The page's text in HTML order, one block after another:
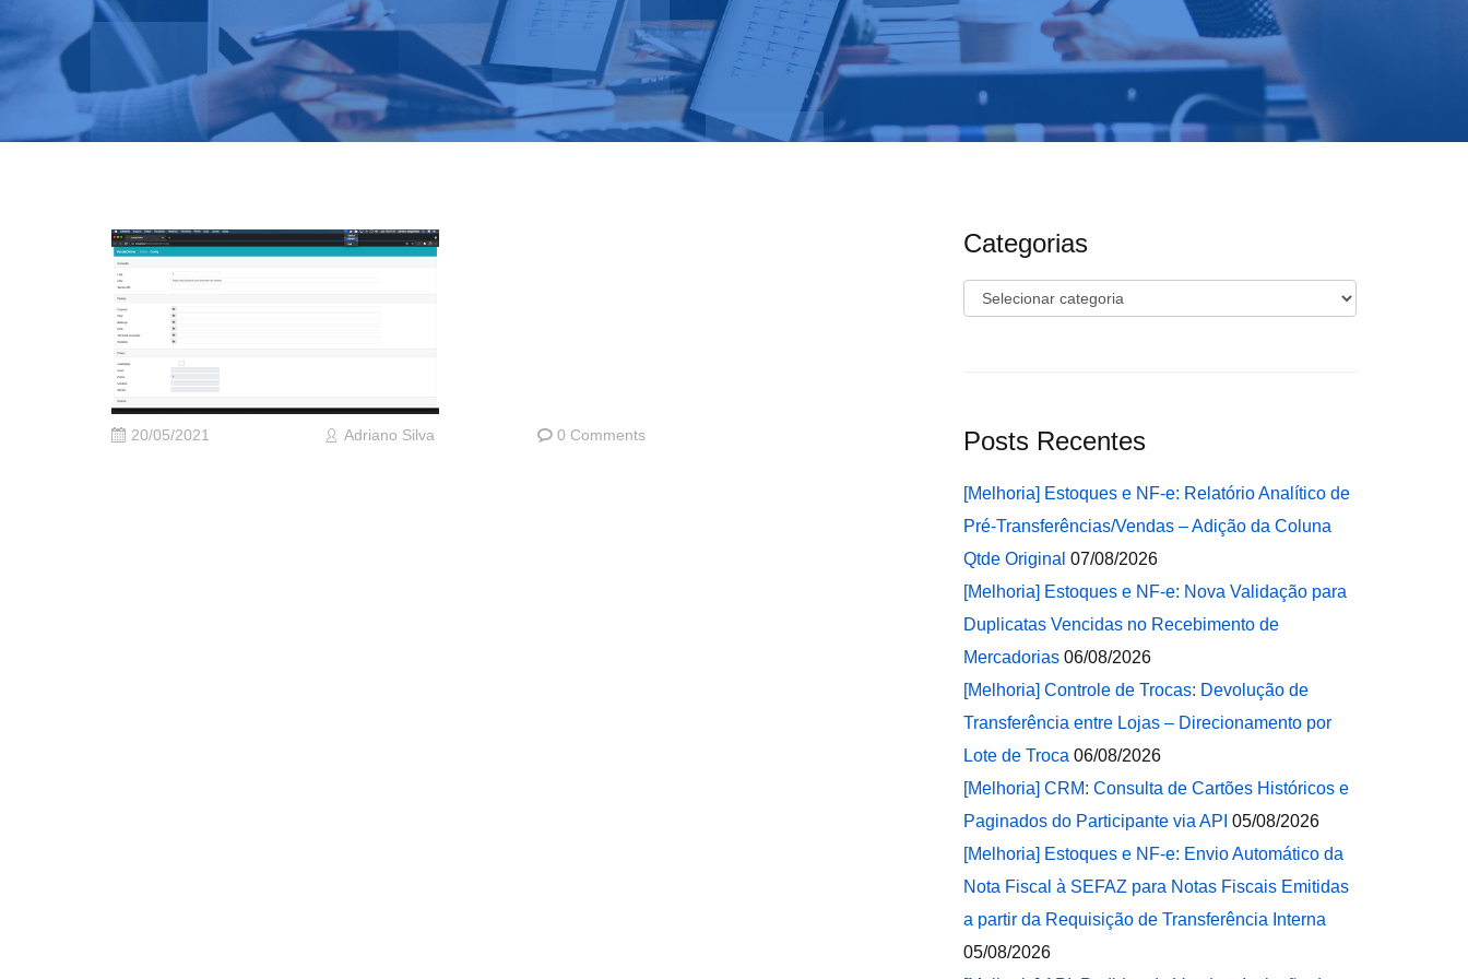
20/05/2021 Adriano Silva 0 Comments
Categorias
Categorias
Posts Recentes
[Melhoria] Estoques e NF-e: Relatório Analítico de
Pré-Transferências/Vendas – Adição da Coluna
Qtde Original 07/08/2026
[Melhoria] Estoques e NF-e: Nova Validação para
Duplicatas Vencidas no Recebimento de
Mercadorias 06/08/2026
[Melhoria] Controle de Trocas: Devolução de
Transferência entre Lojas – Direcionamento por
Lote de Troca 06/08/2026
[Melhoria] CRM: Consulta de Cartões Históricos e
Paginados do Participante via API 05/08/2026
[Melhoria] Estoques e NF-e: Envio Automático da
Nota Fiscal à SEFAZ para Notas Fiscais Emitidas
a partir da Requisição de Transferência Interna
05/08/2026